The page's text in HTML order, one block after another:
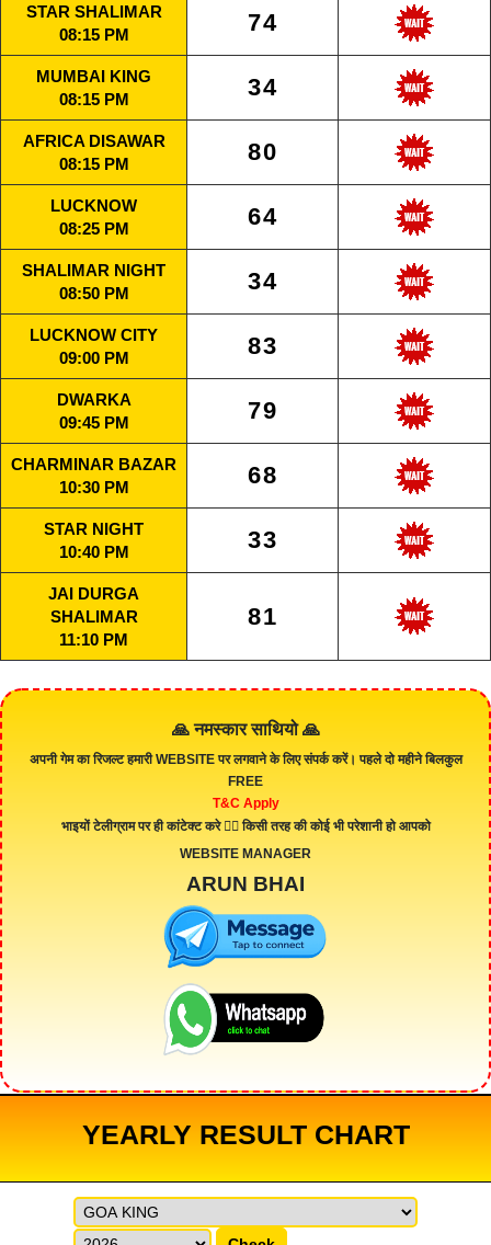
STAR SHALIMAR
08:15 PM
74
MUMBAI KING
08:15 PM
34
AFRICA DISAWAR
08:15 PM
80
LUCKNOW
08:25 PM
64
SHALIMAR NIGHT
08:50 PM
34
LUCKNOW CITY
09:00 PM
83
DWARKA
09:45 PM
79
CHARMINAR BAZAR
10:30 PM
68
STAR NIGHT
10:40 PM
33
JAI DURGA
SHALIMAR
11:10 PM
81
🙏 नमस्कार साथियो 🙏
अपनी गेम का रिजल्ट हमारीWEBSITEपर लगवाने के लिए संपर्क करें। पहले दो महीने बिलकुल
FREE
T&C Apply
भाइयों टेलीग्राम पर ही कांटेक्ट करे 👇🏻 किसी तरह की कोई भी परेशानी हो आपको
WEBSITE MANAGER
ARUN BHAI
YEARLY RESULT CHART